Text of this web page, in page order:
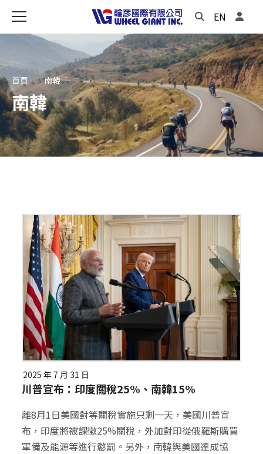
EN
首頁 南韓
南韓
2025 年 7 月 31 日
川普宣布：印度關稅25%、南韓15%
離8月1日美國對等關稅實施只剩一天，美國川普宣
布，印度將被課徵25%關稅，外加對印從俄羅斯購買
軍備及能源等進行懲罰。另外，南韓與美國達成協